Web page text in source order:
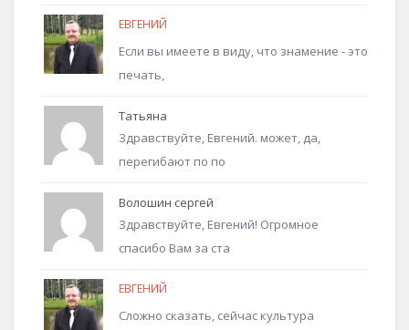
ЕВГЕНИЙ
Если вы имеете в виду, что знамение - это
печать,
Татьяна
Здравствуйте, Евгений. может, да,
перегибают по по
Волошин сергей
Здравствуйте, Евгений! Огромное
спасибо Вам за ста
ЕВГЕНИЙ
Сложно сказать, сейчас культура